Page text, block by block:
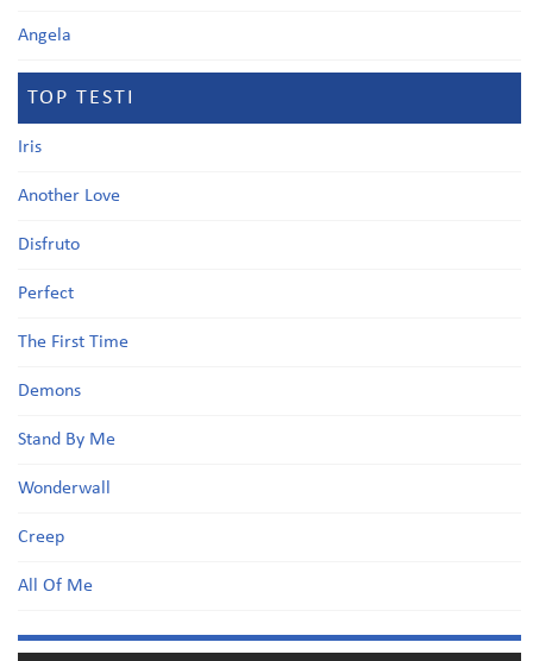
Angela
TOP TESTI
Iris
Another Love
Disfruto
Perfect
The First Time
Demons
Stand By Me
Wonderwall
Creep
All Of Me